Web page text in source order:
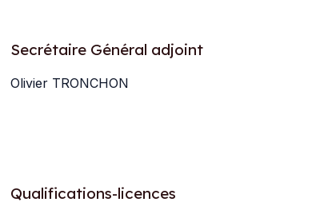
Secrétaire Général adjoint
Olivier TRONCHON
Qualifications-licences